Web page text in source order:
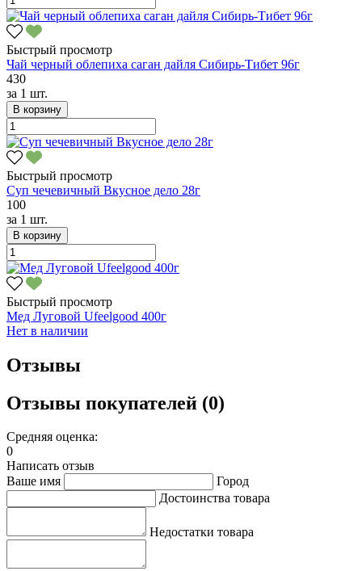
Быстрый просмотр
Чай черный облепиха саган дайля Сибирь-Тибет 96г
430
за 1 шт.
В корзину
Быстрый просмотр
Суп чечевичный Вкусное дело 28г
100
за 1 шт.
В корзину
Быстрый просмотр
Мед Луговой Ufeelgood 400г
Нет в наличии
Отзывы
Отзывы покупателей (0)
Средняя оценка:
0
Написать отзыв
Ваше имя
Город
Достоинства товара
Недостатки товара